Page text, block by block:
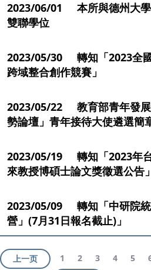
2023/06/01 本所與德州大學
雙聯學位
2023/05/30 轉知「2023全
跨域整合創作競賽」
2023/05/22 教育部青年發展
勢論壇」青年接待大使遴選簡
2023/05/19 轉知「2023年
來教授博碩士論文獎徵選公告」
2023/05/09 轉知「中研院統
營」(7月31日報名截止)」
上一页 1 2 3 4 5